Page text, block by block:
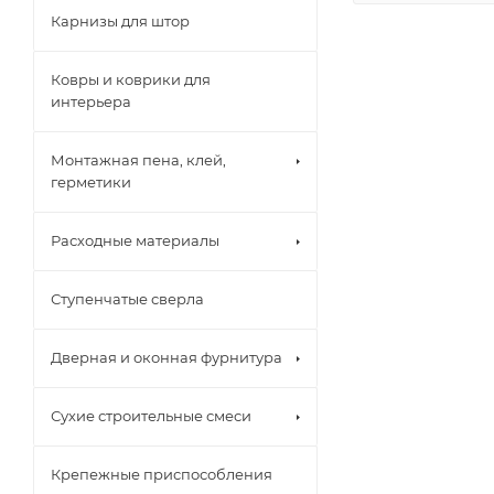
Карнизы для штор
Ковры и коврики для
интерьера
Монтажная пена, клей,
герметики
Расходные материалы
Ступенчатые сверла
Дверная и оконная фурнитура
Сухие строительные смеси
Крепежные приспособления